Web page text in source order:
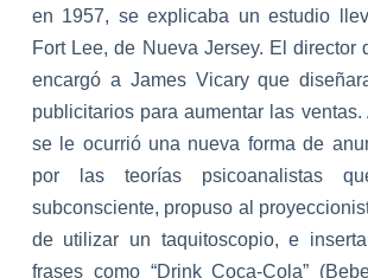
en 1957, se explicaba un estudio
Fort Lee, de Nueva Jersey. El director
encargó a James Vicary que
publicitarios para aumentar las ventas.
se le ocurrió una nueva forma de
por las teorías psicoana listas
subconsciente, propuso al
de utilizar un taquitoscopio, e
frases como “Drink Coca-Cola”